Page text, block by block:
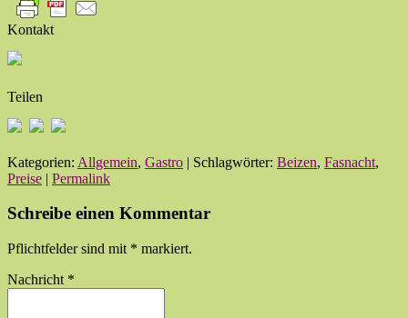
Kontakt
Teilen
Kategorien: Allgemein, Gastro | Schlagwörter: Beizen, Fasnacht,
Preise | Permalink
Schreibe einen Kommentar
Pflichtfelder sind mit * markiert.
Nachricht *